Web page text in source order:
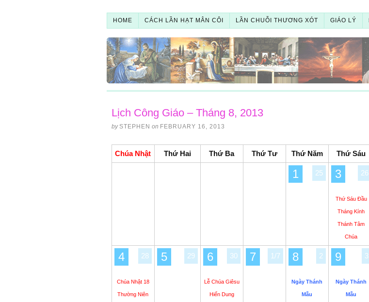
HOME CÁCH LẦN HẠT MÂN CÔI LẦN CHUỖI THƯƠNG XÓT GIÁO LÝ
Lịch Công Giáo – Tháng 8, 2013
by STEPHEN on FEBRUARY 16, 2013
Chúa Nhật Thứ Hai Thứ Ba Thứ Tư Thứ Năm Thứ Sáu
1 25 3 26
Thứ Sáu Đầu
Tháng Kính
Thánh Tâm
Chúa
4 28
Chúa Nhật 18
Thường Niên
5 29 6 30
Lễ Chúa Giêsu
Hiển Dung
7 1/7 8 2
Ngày Thánh
Mẫu
9 3
Ngày Thánh
Mẫu